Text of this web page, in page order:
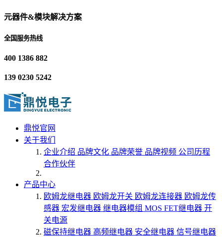
元器件&模块解决方案
全国服务热线
400 1386 882
139 0230 5242
鼎悦官网
关于我们
企业介绍 品牌文化 品牌荣誉 品牌视频 公司历程
合作伙伴
产品中心
欧姆龙继电器 欧姆龙开关 欧姆龙连接器 欧姆龙传
感器 宏发继电器 继电器模组 MOS FET继电器 开
关电源
磁保持继电器 高频继电器 安全继电器 信号继电器